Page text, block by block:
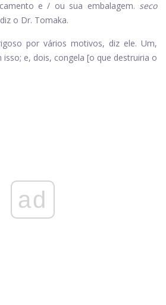
e / ou sua embalagem. seco
o Dr. Tomaka.
por vários motivos, diz ele. Um,
e, dois, congela [o que destruiria o
ad